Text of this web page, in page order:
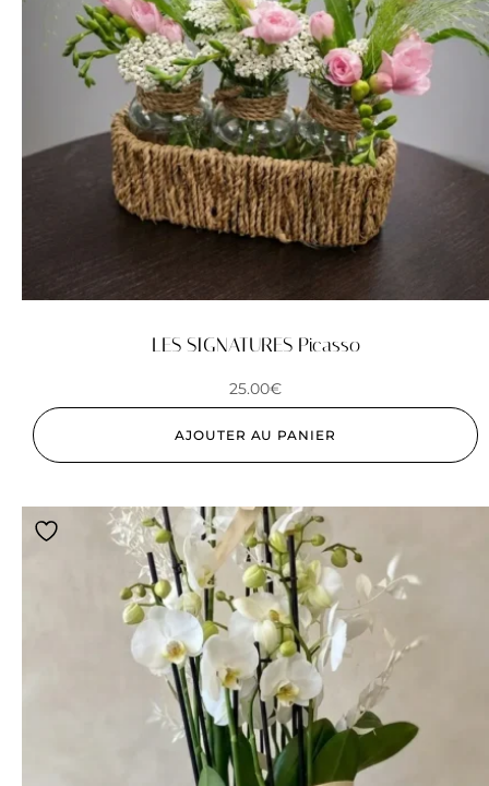
LES SIGNATURES Picasso
25.00€
AJOUTER AU PANIER